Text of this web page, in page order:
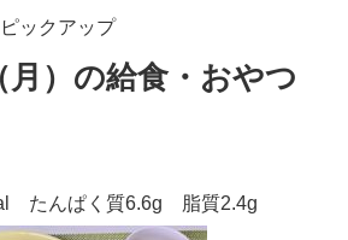
ックアップ
月）の給食・おやつ
たんぱく質6.6g 脂質2.4g